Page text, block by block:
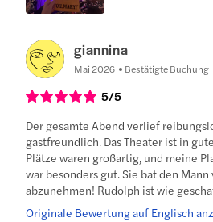
giannina
Mai 2026 Bestätigte Buchung
5/5
Der gesamte Abend verlief
gastfreundlich. Das Theater ist in
Plätze waren großartig, und meine
war besonders gut. Sie bat den
abzunehmen! Rudolph ist wie
Originale Bewertung auf Englisch